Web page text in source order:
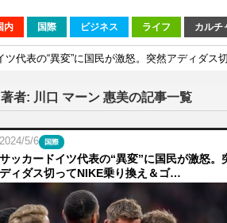
内 国際 ビジネス ライフ カルチ
ツ代表の“異変”に国民が激怒。突然アディダ
著者: 川口 マーン 惠美の記事一覧
2024/5/6 国際
サッカードイツ代表の“異変”に国民が激怒。
ディダス切ってNIKE乗り換え＆ゴ…